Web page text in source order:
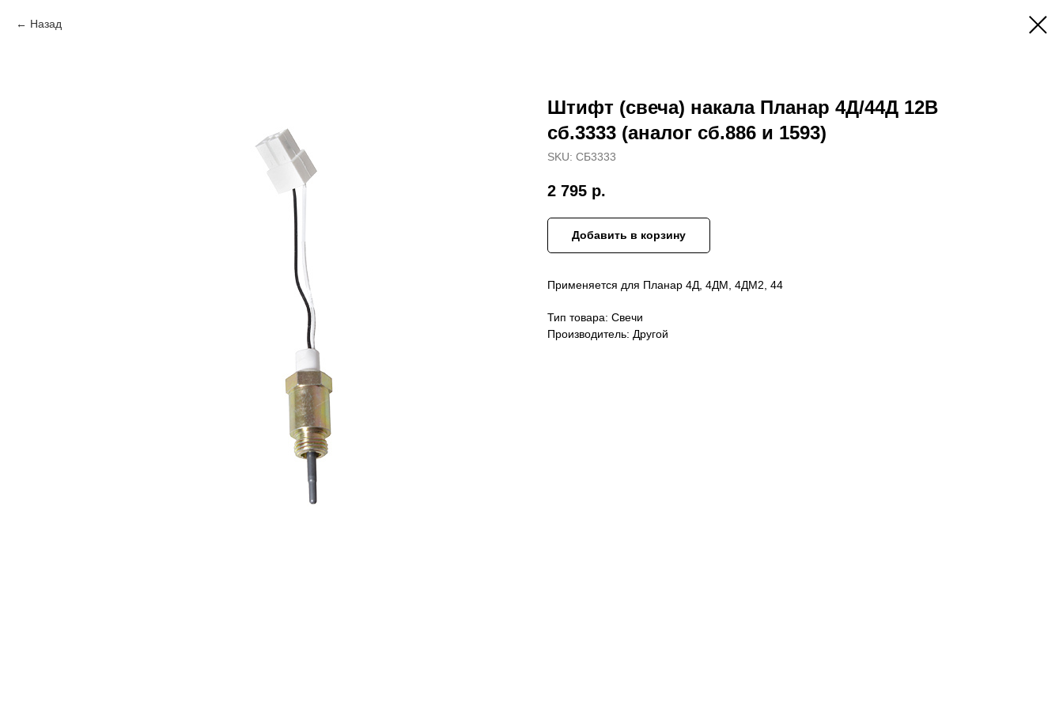
Назад
Штифт (свеча) накала Планар 4Д/44Д 12В
сб.3333 (аналог сб.886 и 1593)
SKU: СБ3333
2 795 р.
Добавить в корзину
Применяется для Планар 4Д, 4ДМ, 4ДМ2, 44
Тип товара: Свечи
Производитель: Другой